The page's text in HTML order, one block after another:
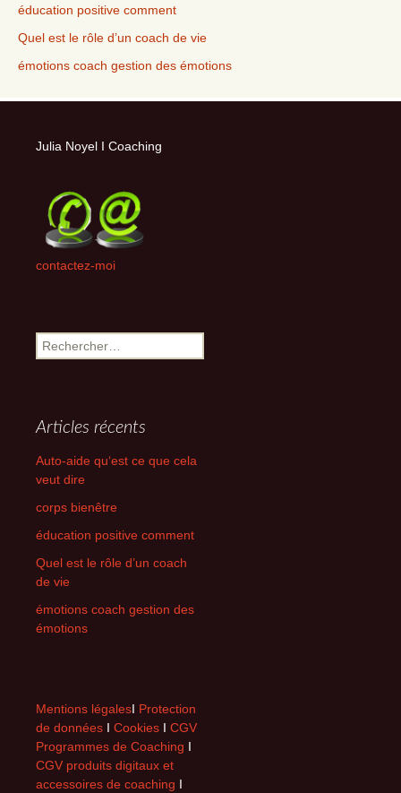
éducation positive comment
Quel est le rôle d’un coach de vie
émotions coach gestion des émotions
Julia Noyel I Coaching
contactez-moi
Rechercher :
Articles récents
Auto-aide qu‘est ce que cela
veut dire
corps bienêtre
éducation positive comment
Quel est le rôle d’un coach
de vie
émotions coach gestion des
émotions
Mentions légalesI Protection
de données I Cookies I CGV
Programmes de Coaching I
CGV produits digitaux et
accessoires de coaching I